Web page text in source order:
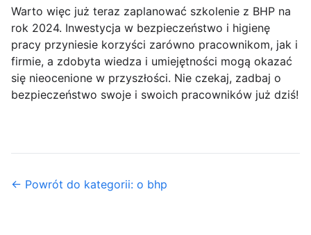
Warto więc już teraz zaplanować szkolenie z BHP na
rok 2024. Inwestycja w bezpieczeństwo i higienę
pracy przyniesie korzyści zarówno pracownikom, jak i
firmie, a zdobyta wiedza i umiejętności mogą okazać
się nieocenione w przyszłości. Nie czekaj, zadbaj o
bezpieczeństwo swoje i swoich pracowników już dziś!
← Powrót do kategorii: o bhp